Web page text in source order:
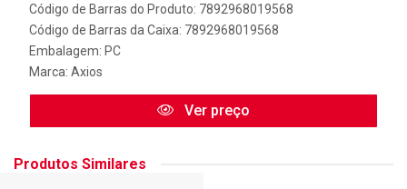
Código de Barras do Produto: 7892968019568
Código de Barras da Caixa: 7892968019568
Embalagem: PC
Marca: Axios
Ver preço
Produtos Similares